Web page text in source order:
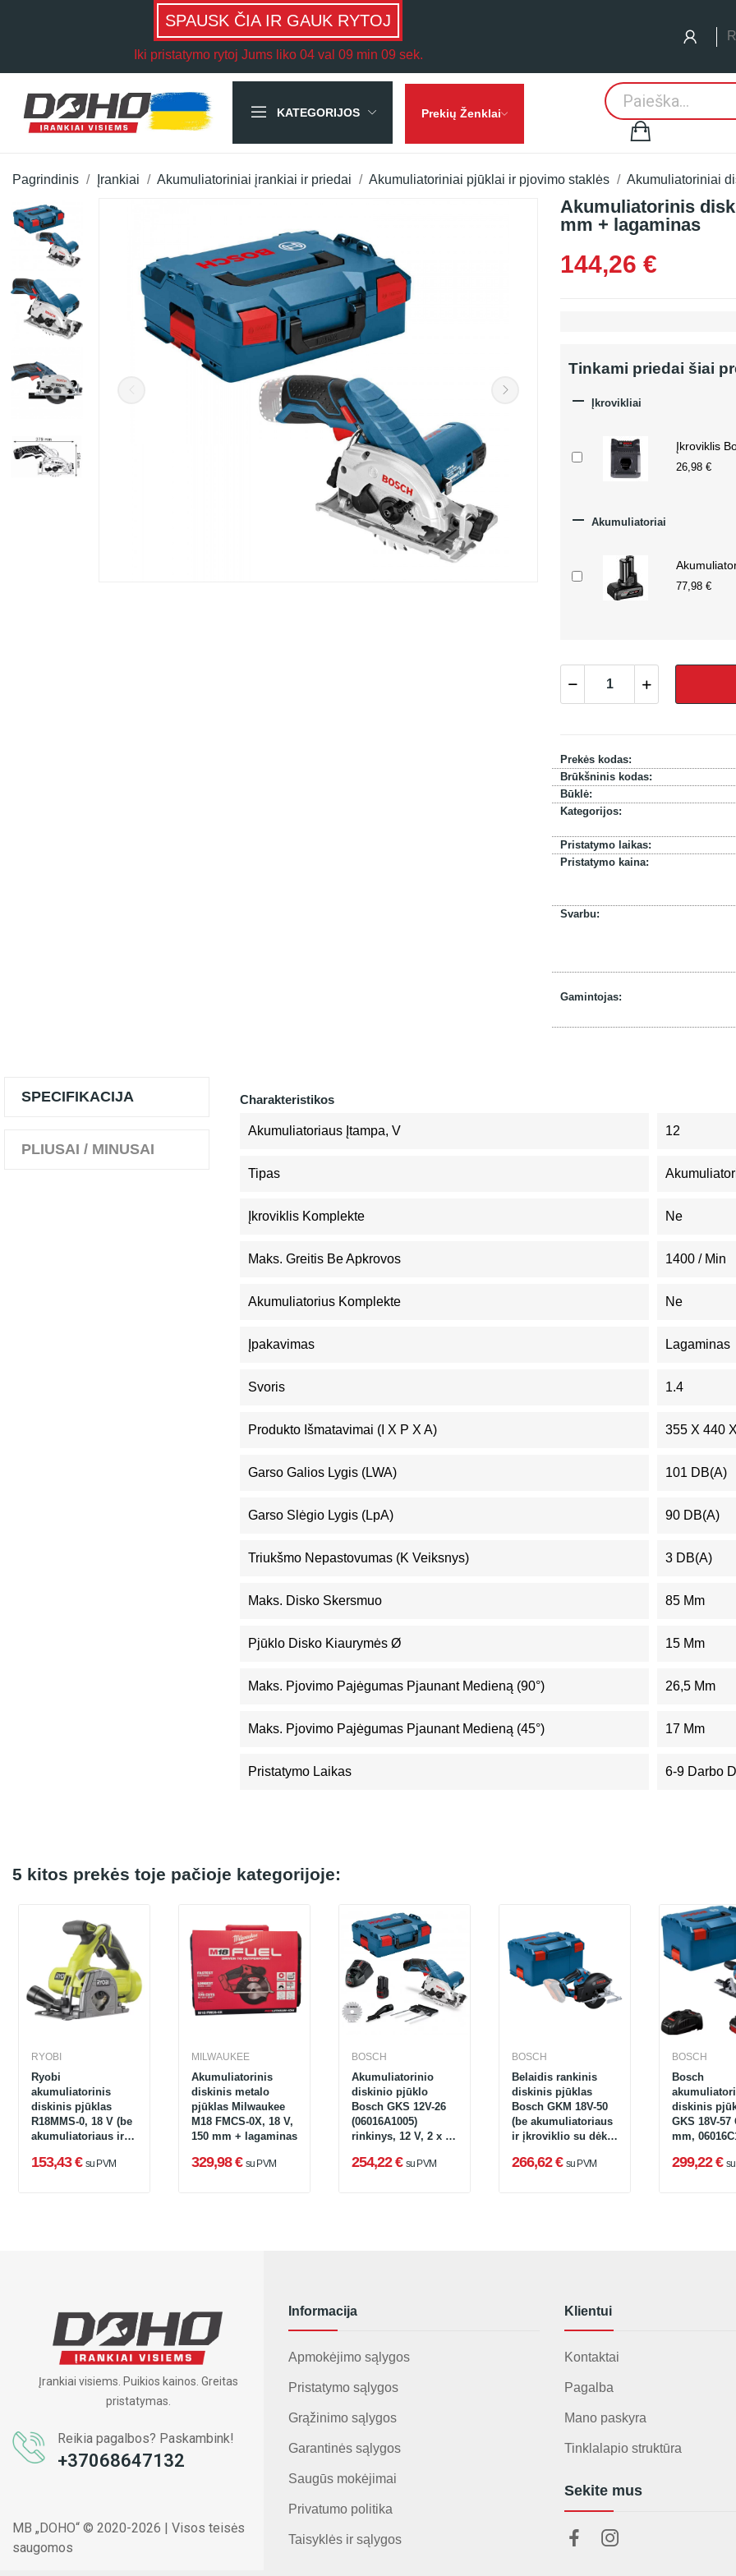
SPAUSK ČIA IR GAUK RYTOJ
Iki pristatymo rytoj Jums liko 04 val 09 min 09 sek.
KATEGORIJOS Prekių Ženklai
Pagrindinis Įrankiai Akumuliatoriniai įrankiai ir priedai Akumuliatoriniai pjūklai ir pjovimo staklės Akumuliatoriniai
Akumuliatorinis
mm + lagaminas
144,26 €
Tinkami priedai šiai
 Įkrovikliai
Įkroviklis
26,98 €
 Akumuliatoriai
77,98 €
Prekės kodas:
Brūkšninis kodas:
Būklė:
Kategorijos:
Pristatymo laikas:
Pristatymo kaina:
Svarbu:
Gamintojas:
SPECIFIKACIJA
PLIUSAI / MINUSAI
Charakteristikos
Akumuliatoriaus Įtampa, V 12
Tipas
Įkroviklis Komplekte Ne
Maks. Greitis Be Apkrovos 1400 / Min
Akumuliatorius Komplekte Ne
Įpakavimas Lagaminas
Svoris 1.4
Produkto Išmatavimai (I X P X A) 355 X 440
Garso Galios Lygis (LWA) 101 DB(A)
Garso Slėgio Lygis (LpA) 90 DB(A)
Triukšmo Nepastovumas (K Veiksnys) 3 DB(A)
Maks. Disko Skersmuo 85 Mm
Pjūklo Disko Kiaurymės Ø 15 Mm
Maks. Pjovimo Pajėgumas Pjaunant Medieną (90°) 26,5 Mm
Maks. Pjovimo Pajėgumas Pjaunant Medieną (45°) 17 Mm
Pristatymo Laikas 6-9 Darbo
5 kitos prekės toje pačioje kategorijoje:
RYOBI
Ryobi
akumuliatorinis
diskinis pjūklas
R18MMS-0, 18 V (be
akumuliatoriaus ir
153,43 € su PVM
MILWAUKEE
Akumuliatorinis
diskinis metalo
pjūklas Milwaukee
M18 FMCS-0X, 18 V,
150 mm + lagaminas
329,98 € su PVM
BOSCH
Akumuliatorinio
diskinio pjūklo
Bosch GKS 12V-26
(06016A1005)
rinkinys, 12 V, 2 x 3
įkroviklis +
254,22 € su PVM
BOSCH
Belaidis rankinis
diskinis pjūklas
Bosch GKM 18V-50
(be akumuliatoriaus
ir įkroviklio su dėklu
266,62 € su PVM
BOSCH
Bosch
diskinis
GKS 18V-57
mm,
299,22 €
Įrankiai visiems. Puikios kainos. Greitas
pristatymas.
Reikia pagalbos? Paskambink!
+37068647132
MB „DOHO“ © 2020-2026 | Visos teisės
saugomos
Informacija
Apmokėjimo sąlygos
Pristatymo sąlygos
Grąžinimo sąlygos
Garantinės sąlygos
Saugūs mokėjimai
Privatumo politika
Taisyklės ir sąlygos
Klientui
Kontaktai
Pagalba
Mano paskyra
Tinklalapio struktūra
Sekite mus